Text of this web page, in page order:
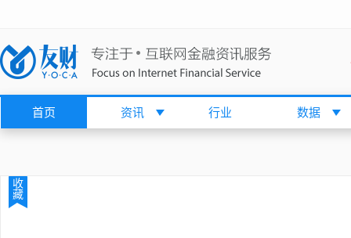
首页 资讯 行业 数据
收
藏